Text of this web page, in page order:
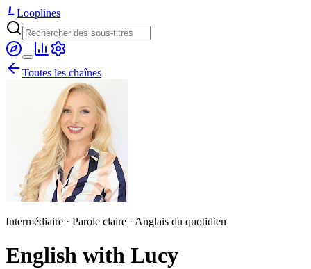
Looplines
Toutes les chaînes
Intermédiaire · Parole claire · Anglais du quotidien
English with Lucy